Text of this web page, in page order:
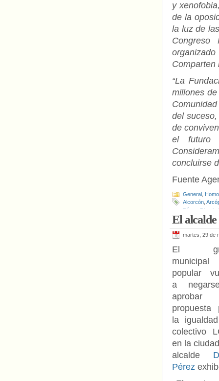
y
de la
la luz de
Congreso
Comparten
“La
millones
del
de
el futuro
concluirse
Fuente
General
Alcorcón
Pérez
undación
El
martes, 29 de
El
municipal
popular
a
aprobar
propuesta
la
colectivo
en la
alcalde
Pérez